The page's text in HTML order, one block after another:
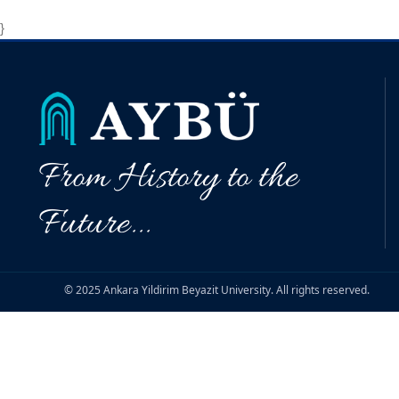
}
From History to the
Future...
© 2025 Ankara Yildirim Beyazit University. All rights reserved.